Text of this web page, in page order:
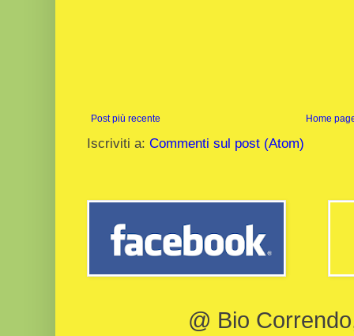
Post più recente Home
Iscriviti a: Commenti sul post (Atom)
@ Bio